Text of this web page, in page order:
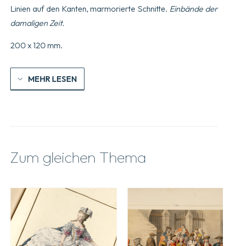
Linien auf den Kanten, marmorierte Schnitte. Einbände der
damaligen Zeit.
200 x 120 mm.
MEHR LESEN
Zum gleichen Thema